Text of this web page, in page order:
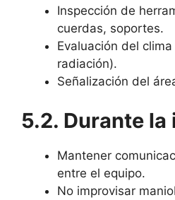
Inspección de
cuerdas, soportes.
Evaluación del
radiación).
Señalización del
5.2. Durante
Mantener
entre el equipo.
No improvisar